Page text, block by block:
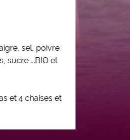
sel, poivre
sucre ...BIO et
et 4 chaises et